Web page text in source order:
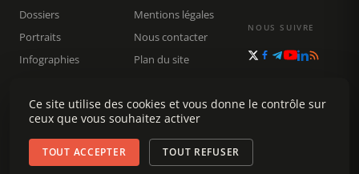
Dossiers
Portraits
Infographies
Rechercher
Mentions légales
Nous contacter
Plan du site
NOUS SUIVRE
Ce site utilise des cookies et vous donne le contrôle sur
ceux que vous souhaitez activer
TOUT ACCEPTER TOUT REFUSER